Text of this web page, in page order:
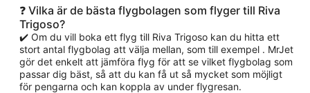
❓ Vilka är de bästa flygbolagen som flyger till Riva
Trigoso?
✔️ Om du vill boka ett flyg till Riva Trigoso kan du hitta ett
stort antal flygbolag att välja mellan, som till exempel . MrJet
gör det enkelt att jämföra flyg för att se vilket flygbolag som
passar dig bäst, så att du kan få ut så mycket som möjligt
för pengarna och kan koppla av under flygresan.